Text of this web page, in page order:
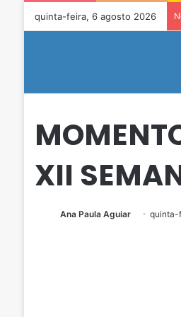
quinta-feira, 6 agosto 2026
XII
Ana Paula Aguiar quinta-